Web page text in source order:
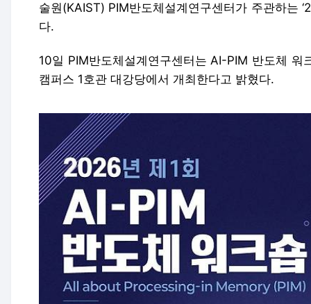
술원(KAIST) PIM반도체설계연구센터가 주관하는
다.
10일 PIM반도체설계연구센터는 AI-PIM 반도체 워
캠퍼스 1호관 대강당에서 개최한다고 밝혔다.